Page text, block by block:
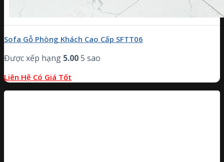
Sofa Gỗ Phòng Khách Cao Cấp SFTT06
Được xếp hạng 5.005 sao
Liên Hệ Có Giá Tốt